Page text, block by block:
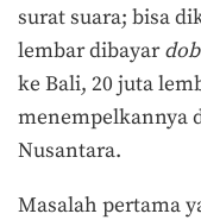
surat suara; bisa
lembar dibayar
ke Bali, 20 juta
menempelkannya
Nusantara.
Masalah pertama